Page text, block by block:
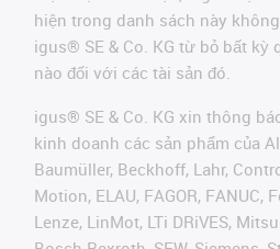
hiện trong danh sách này
igus® SE & Co. KG từ bỏ bất
nào đối với các tài sản đó.
igus® SE & Co. KG xin thông
kinh doanh các sản phẩm của
Baumüller, Beckhoff, Lahr,
Motion, ELAU, FAGOR, FANUC,
Lenze, LinMot, LTi DRiVES,